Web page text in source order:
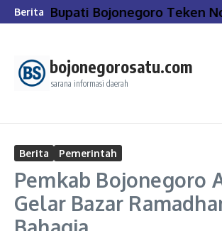
Lewati ke konten
BeritaBupati Bojonegoro Teken
bojonegorosatu.com
sarana informasi daerah
Berita Pemerintah
Pemkab Bojonegoro
Gelar Bazar